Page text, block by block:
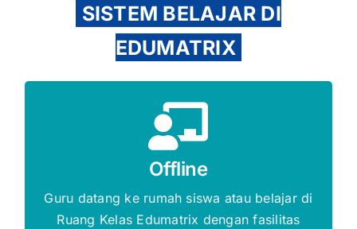
SISTEM BELAJAR DI
EDUMATRIX
Offline
Guru datang ke rumah siswa atau belajar di
Ruang Kelas Edumatrix dengan fasilitas
Gratis Biaya Pendaftaran
DAFTAR SEKARANG